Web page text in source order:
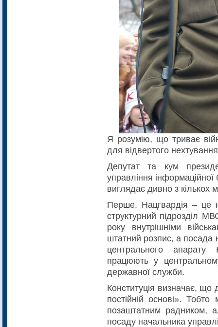
Я розумію, що триває
для відвертого
Депутат та кум
управління
виглядає дивно з кількох
Перше. Нацгвардія – це
структурний підрозділ
року внутрішніми
штатний розпис, а посада
центрального апарату
працюють у
державної служби.
Конституція визначає,
постійній основі».
позаштатним радником,
посаду начальника